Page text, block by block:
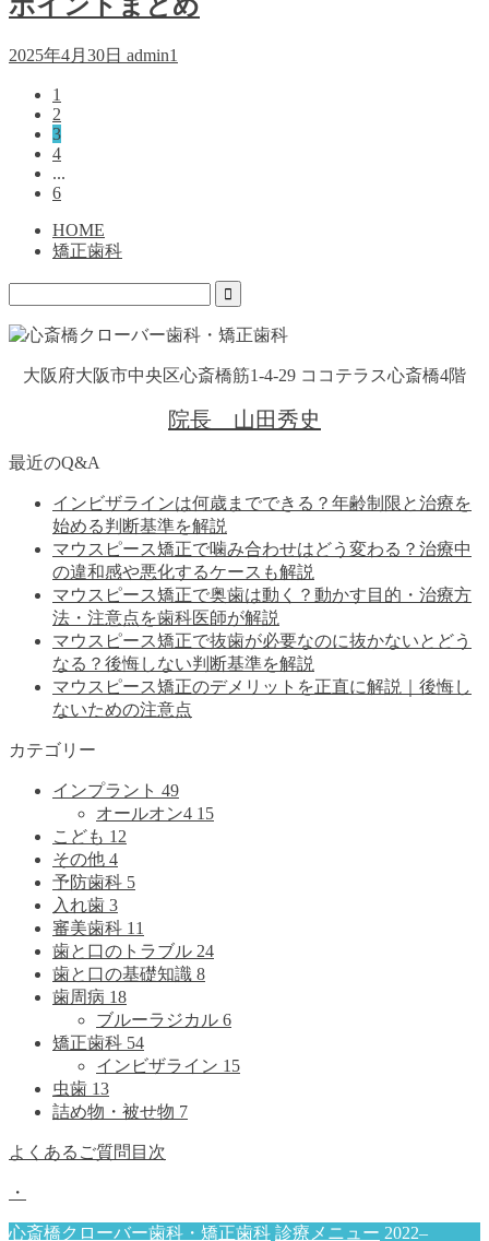
2025年4月30日 admin1
1
2
3
4
...
6
HOME
矯正歯科
大阪府大阪市中央区心斎橋筋1-4-29 ココテラス心斎橋4階
院長 山田秀史
最近のQ&A
インビザラインは何歳までできる？年齢制限と治療を
始める判断基準を解説
マウスピース矯正で噛み合わせはどう変わる？治療中
の違和感や悪化するケースも解説
マウスピース矯正で奥歯は動く？動かす目的・治療方
法・注意点を歯科医師が解説
マウスピース矯正で抜歯が必要なのに抜かないとどう
なる？後悔しない判断基準を解説
マウスピース矯正のデメリットを正直に解説｜後悔し
ないための注意点
カテゴリー
インプラント 49
オールオン4 15
こども 12
その他 4
予防歯科 5
入れ歯 3
審美歯科 11
歯と口のトラブル 24
歯と口の基礎知識 8
歯周病 18
ブルーラジカル 6
矯正歯科 54
インビザライン 15
虫歯 13
詰め物・被せ物 7
よくあるご質問目次
・
心斎橋クローバー歯科・矯正歯科 診療メニュー 2022–